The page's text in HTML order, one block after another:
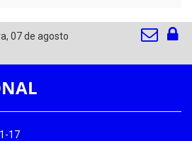
, 07 de agosto
17